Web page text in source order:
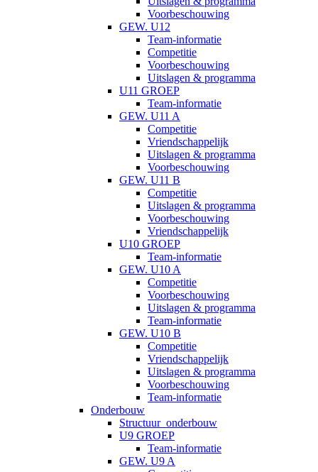
Voorbeschouwing
GEW. U12
Team-informatie
Competitie
Voorbeschouwing
Uitslagen & programma
U11 GROEP
Team-informatie
GEW. U11 A
Competitie
Vriendschappelijk
Uitslagen & programma
Voorbeschouwing
GEW. U11 B
Competitie
Uitslagen & programma
Voorbeschouwing
Vriendschappelijk
U10 GROEP
Team-informatie
GEW. U10 A
Competitie
Voorbeschouwing
Uitslagen & programma
Team-informatie
GEW. U10 B
Competitie
Vriendschappelijk
Uitslagen & programma
Voorbeschouwing
Team-informatie
Onderbouw
Structuur_onderbouw
U9 GROEP
Team-informatie
GEW. U9 A